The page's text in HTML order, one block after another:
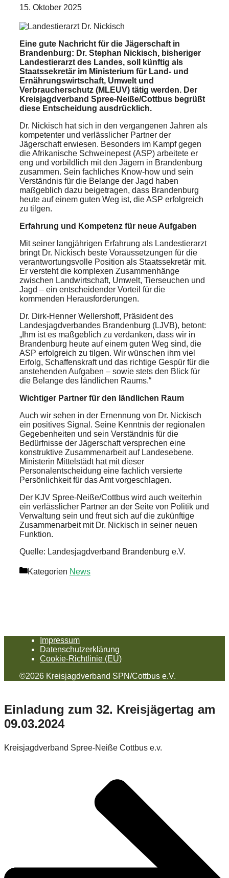
15. Oktober 2025
Eine gute Nachricht für die Jägerschaft in
Brandenburg: Dr. Stephan Nickisch, bisheriger
Landestierarzt des Landes, soll künftig als
Staatssekretär im Ministerium für Land- und
Ernährungswirtschaft, Umwelt und
Verbraucherschutz (MLEUV) tätig werden. Der
Kreisjagdverband Spree-Neiße/Cottbus begrüßt
diese Entscheidung ausdrücklich.
Dr. Nickisch hat sich in den vergangenen Jahren als
kompetenter und verlässlicher Partner der
Jägerschaft erwiesen. Besonders im Kampf gegen
die Afrikanische Schweinepest (ASP) arbeitete er
eng und vorbildlich mit den Jägern in Brandenburg
zusammen. Sein fachliches Know-how und sein
Verständnis für die Belange der Jagd haben
maßgeblich dazu beigetragen, dass Brandenburg
heute auf einem guten Weg ist, die ASP erfolgreich
zu tilgen.​
Erfahrung und Kompetenz für neue Aufgaben
Mit seiner langjährigen Erfahrung als Landestierarzt
bringt Dr. Nickisch beste Voraussetzungen für die
verantwortungsvolle Position als Staatssekretär mit.
Er versteht die komplexen Zusammenhänge
zwischen Landwirtschaft, Umwelt, Tierseuchen und
Jagd – ein entscheidender Vorteil für die
kommenden Herausforderungen.​
Dr. Dirk-Henner Wellershoff, Präsident des
Landesjagdverbandes Brandenburg (LJVB), betont:
„Ihm ist es maßgeblich zu verdanken, dass wir in
Brandenburg heute auf einem guten Weg sind, die
ASP erfolgreich zu tilgen. Wir wünschen ihm viel
Erfolg, Schaffenskraft und das richtige Gespür für die
anstehenden Aufgaben – sowie stets den Blick für
die Belange des ländlichen Raums.“​
Wichtiger Partner für den ländlichen Raum
Auch wir sehen in der Ernennung von Dr. Nickisch
ein positives Signal. Seine Kenntnis der regionalen
Gegebenheiten und sein Verständnis für die
Bedürfnisse der Jägerschaft versprechen eine
konstruktive Zusammenarbeit auf Landesebene.
Ministerin Mittelstädt hat mit dieser
Personalentscheidung eine fachlich versierte
Persönlichkeit für das Amt vorgeschlagen.​
Der KJV Spree-Neiße/Cottbus wird auch weiterhin
ein verlässlicher Partner an der Seite von Politik und
Verwaltung sein und freut sich auf die zukünftige
Zusammenarbeit mit Dr. Nickisch in seiner neuen
Funktion.
Quelle: Landesjagdverband Brandenburg e.V.
Kategorien News
Impressum
Datenschutzerklärung
Cookie-Richtlinie (EU)
©2026 Kreisjagdverband SPN/Cottbus e.V.
Einladung zum 32. Kreisjägertag am
09.03.2024
Kreisjagdverband Spree-Neiße Cottbus e.v.